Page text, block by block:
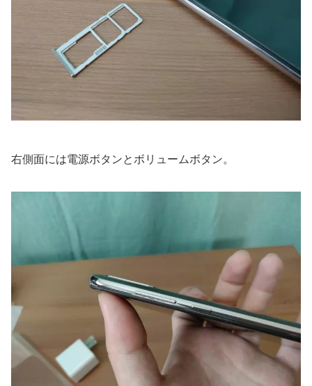
右側面には電源ボタンとボリュームボタン。